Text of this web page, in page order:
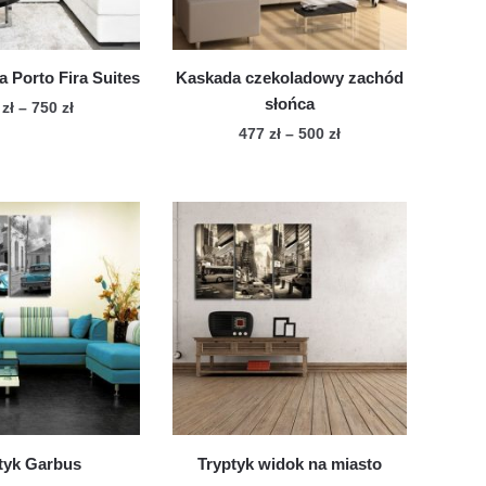
Porto Fira Suites
zł – 750złZakres
do
ma
wiele
wariantów.
Opcje
można
wybrać
na
stronie
produktu
Kaskada czekoladowy zachód
słońca
477 zł – 500 złZakres
477 zł
produkt
ma
wiele
wariantów.
Opcje
można
wybrać
na
stronie
Garbus Tryptyk widok na miasto